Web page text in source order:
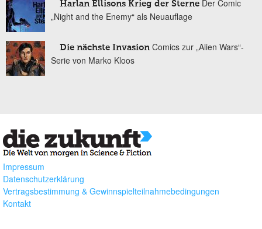
Harlan Ellisons Krieg der Sterne Der Comic
„Night and the Enemy“ als Neuauflage
Die nächste Invasion Comics zur „Alien Wars“-
Serie von Marko Kloos
Impressum
Datenschutzerklärung
Vertragsbestimmung & Gewinnspielteilnahmebedingungen
Kontakt